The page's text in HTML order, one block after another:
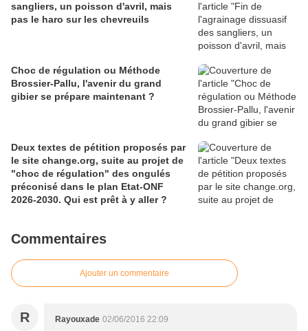
sangliers, un poisson d'avril, mais
pas le haro sur les chevreuils
Choc de régulation ou Méthode
Brossier-Pallu, l'avenir du grand
gibier se prépare maintenant ?
Deux textes de pétition proposés par
le site change.org, suite au projet de
"choc de régulation" des ongulés
préconisé dans le plan Etat-ONF
2026-2030. Qui est prêt à y aller ?
Commentaires
Ajouter un commentaire
R Rayouxade 02/06/2016 22:09